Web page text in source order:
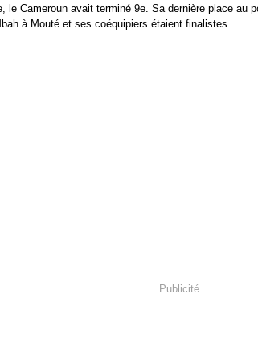
le Cameroun avait terminé 9e. Sa dernière place au
à Mouté et ses coéquipiers étaient finalistes.
Publicité